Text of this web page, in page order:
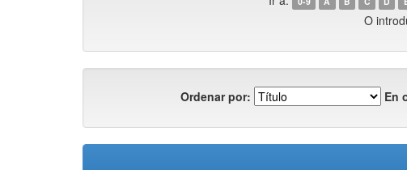
O
Ordenar por: En